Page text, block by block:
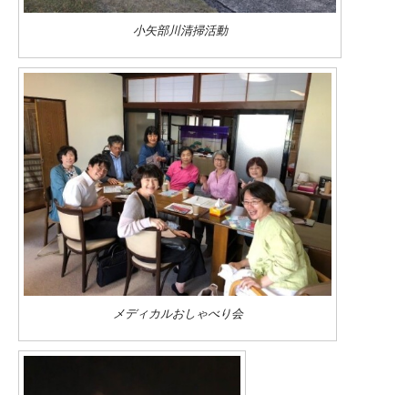
小矢部川清掃活動
メディカルおしゃべり会